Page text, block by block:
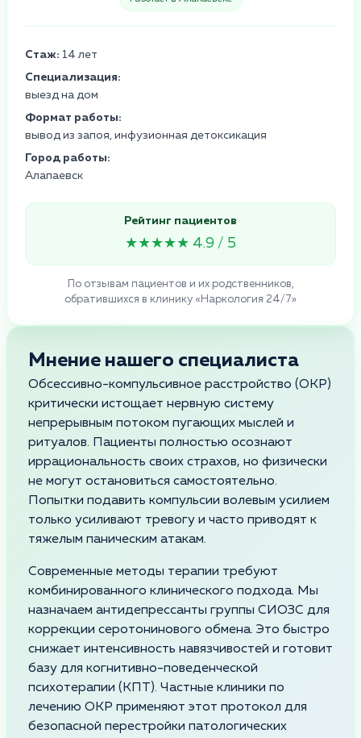
Стаж: 14 лет
Специализация:
выезд на дом
Формат работы:
вывод из запоя, инфузионная детоксикация
Город работы:
Алапаевск
Рейтинг пациентов
★★★★★ 4.9 / 5
По отзывам пациентов и их родственников,
обратившихся в клинику «Наркология 24/7»
Мнение нашего специалиста
Обсессивно-компульсивное расстройство (ОКР)
критически истощает нервную систему
непрерывным потоком пугающих мыслей и
ритуалов. Пациенты полностью осознают
иррациональность своих страхов, но физически
не могут остановиться самостоятельно.
Попытки подавить компульсии волевым усилием
только усиливают тревогу и часто приводят к
тяжелым паническим атакам.
Современные методы терапии требуют
комбинированного клинического подхода. Мы
назначаем антидепрессанты группы СИОЗС для
коррекции серотонинового обмена. Это быстро
снижает интенсивность навязчивостей и готовит
базу для когнитивно-поведенческой
психотерапии (КПТ). Частные клиники по
лечению ОКР применяют этот протокол для
безопасной перестройки патологических